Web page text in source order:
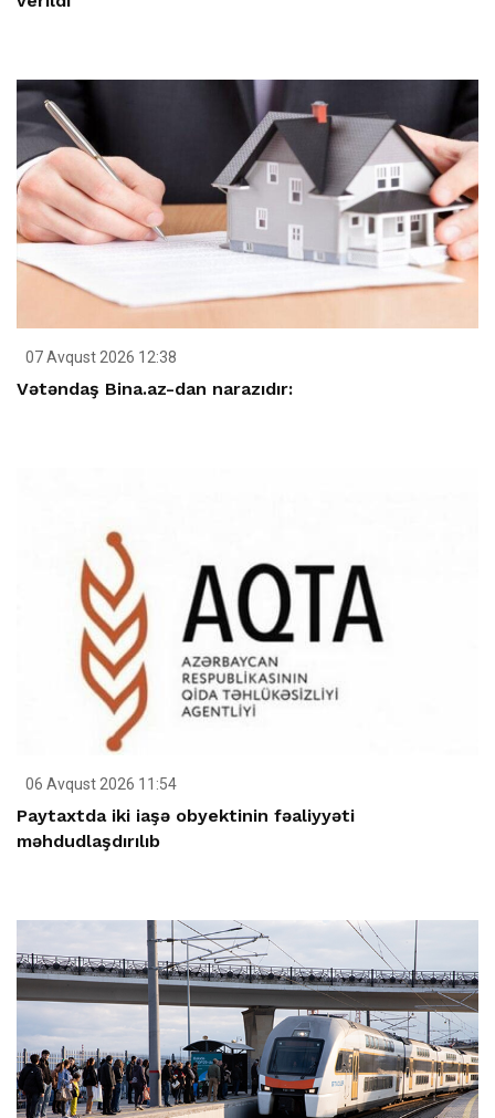
07 Avqust 2026 12:38
Vətəndaş Bina.az-dan narazıdır:
06 Avqust 2026 11:54
Paytaxtda iki iaşə obyektinin fəaliyyəti
məhdudlaşdırılıb